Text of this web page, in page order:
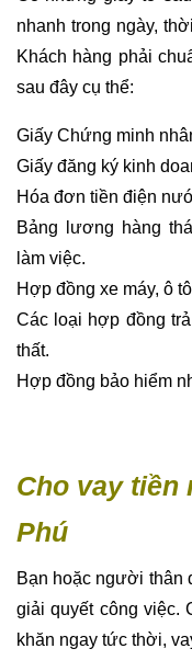
nhanh trong ngày,
Khách hàng phải
sau đây cụ thể:
Giấy Chứng minh
Giấy đăng ký kinh
Hóa đơn tiền điện
Bảng lương hàng
làm việc.
Hợp đồng xe máy, ô
Các loại hợp đồng
thất.
Hợp đồng bảo hiểm
Cho vay tiền
Phú
Bạn hoặc người thân
giải quyết công việc.
khăn ngay tức thời,